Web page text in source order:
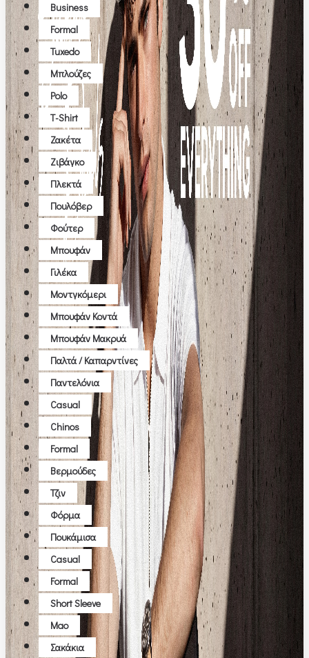
Business
Formal
Tuxedo
Μπλούζες
Polo
T-Shirt
Ζακέτα
Ζιβάγκο
Πλεκτά
Πουλόβερ
Φούτερ
Μπουφάν
Γιλέκα
Μοντγκόμερι
Μπουφάν Κοντά
Μπουφάν Μακρυά
Παλτά / Καπαρντίνες
Παντελόνια
Casual
Chinos
Formal
Βερμούδες
Τζιν
Φόρμα
Πουκάμισα
Casual
Formal
Short Sleeve
Μao
Σακάκια